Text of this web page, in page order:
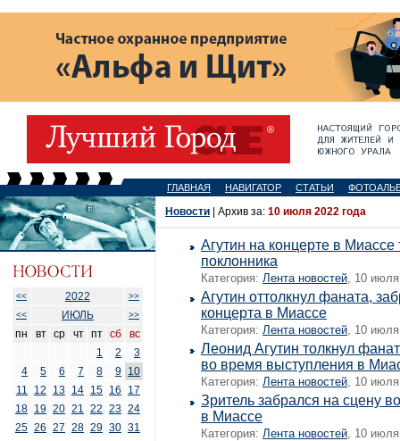
ГЛАВНАЯ НАВИГАТОР СТАТЬИ
<< 2022
>>
<<
ИЮЛЬ >>
пн вт ср чт пт сб
вс
1
2
3
4
5 6 7 8 9 10
11
12 13 14 15 16
17
18 19 20 21 22 23 24
25 26 27 28 29 30 31
Новости | Архив за: 10 июля 2022 года
Агутин на концерте в
поклонника
Категория: Лента новостей, 10
Агутин оттолкнул фаната,
концерта в Миассе
Категория: Лента новостей, 10
Леонид Агутин толкнул
во время выступления в
Категория: Лента новостей, 10
Зритель забрался на сцену
в Миассе
Категория: Лента новостей, 10